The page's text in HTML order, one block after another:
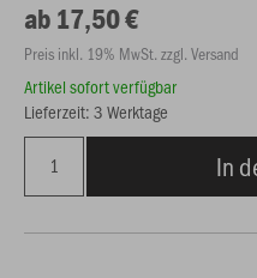
ab 17,50 €
Preis inkl. 19% MwSt. zzgl. Versand
Artikel sofort verfügbar
Lieferzeit: 3 Werktage
In